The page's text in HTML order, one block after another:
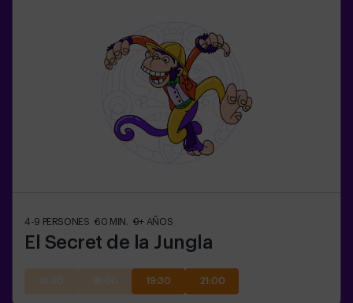
4-9 PERSONES 60 MIN. 9+ AÑOS
El Secret de la Jungla
19:30 21:00